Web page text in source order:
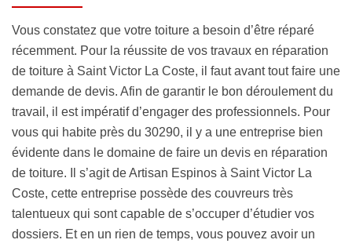
Vous constatez que votre toiture a besoin d’être réparé
récemment. Pour la réussite de vos travaux en réparation
de toiture à Saint Victor La Coste, il faut avant tout faire une
demande de devis. Afin de garantir le bon déroulement du
travail, il est impératif d’engager des professionnels. Pour
vous qui habite près du 30290, il y a une entreprise bien
évidente dans le domaine de faire un devis en réparation
de toiture. Il s’agit de Artisan Espinos à Saint Victor La
Coste, cette entreprise possède des couvreurs très
talentueux qui sont capable de s’occuper d’étudier vos
dossiers. Et en un rien de temps, vous pouvez avoir un